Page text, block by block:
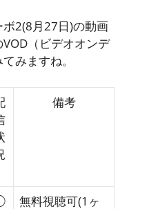
2(8月27日)の動画
（ビデオオンデ
みますね。
備考
無料視聴可(1ヶ